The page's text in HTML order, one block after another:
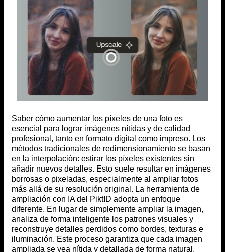
Saber cómo aumentar los píxeles de una foto es
esencial para lograr imágenes nítidas y de calidad
profesional, tanto en formato digital como impreso. Los
métodos tradicionales de redimensionamiento se basan
en la interpolación: estirar los píxeles existentes sin
añadir nuevos detalles. Esto suele resultar en imágenes
borrosas o pixeladas, especialmente al ampliar fotos
más allá de su resolución original. La herramienta de
ampliación con IA del PiktID adopta un enfoque
diferente. En lugar de simplemente ampliar la imagen,
analiza de forma inteligente los patrones visuales y
reconstruye detalles perdidos como bordes, texturas e
iluminación. Este proceso garantiza que cada imagen
ampliada se vea nítida y detallada de forma natural,